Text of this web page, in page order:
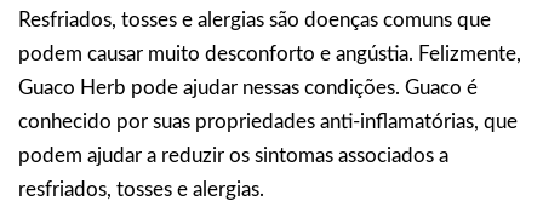
Resfriados, tosses e alergias são doenças comuns que
podem causar muito desconforto e angústia. Felizmente,
Guaco Herb pode ajudar nessas condições. Guaco é
conhecido por suas propriedades anti-inflamatórias, que
podem ajudar a reduzir os sintomas associados a
resfriados, tosses e alergias.